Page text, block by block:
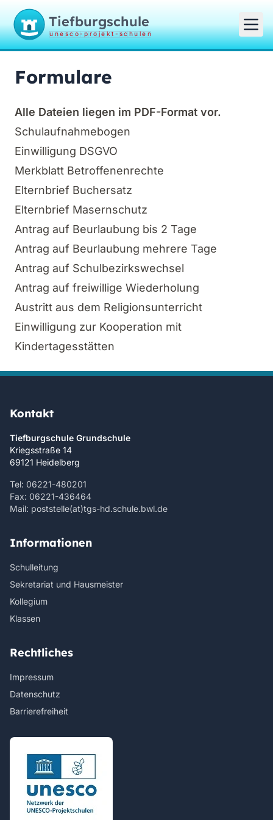
Tiefburgschule
unesco-projekt-schulen
Formulare
Alle Dateien liegen im PDF-Format vor.
Schulaufnahmebogen
Einwilligung DSGVO
Merkblatt Betroffenenrechte
Elternbrief Buchersatz
Elternbrief Masernschutz
Antrag auf Beurlaubung bis 2 Tage
Antrag auf Beurlaubung mehrere Tage
Antrag auf Schulbezirkswechsel
Antrag auf freiwillige Wiederholung
Austritt aus dem Religionsunterricht
Einwilligung zur Kooperation mit
Kindertagesstätten
Kontakt
Tiefburgschule Grundschule
Kriegsstraße 14
69121 Heidelberg
Tel: 06221-480201
Fax: 06221-436464
Mail: poststelle(at)tgs-hd.schule.bwl.de
Informationen
Schulleitung
Sekretariat und Hausmeister
Kollegium
Klassen
Rechtliches
Impressum
Datenschutz
Barrierefreiheit